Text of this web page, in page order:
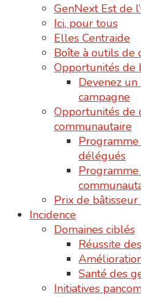
GenNext Est de
Ici, pour tous
Elles Centraide
Boîte à outils de
Opportunités de
Devenez
campagne
Opportunités de
communautaire
délégués
Prix de
Incidence
Domaines ciblés
Réussite
Santé des
Initiatives